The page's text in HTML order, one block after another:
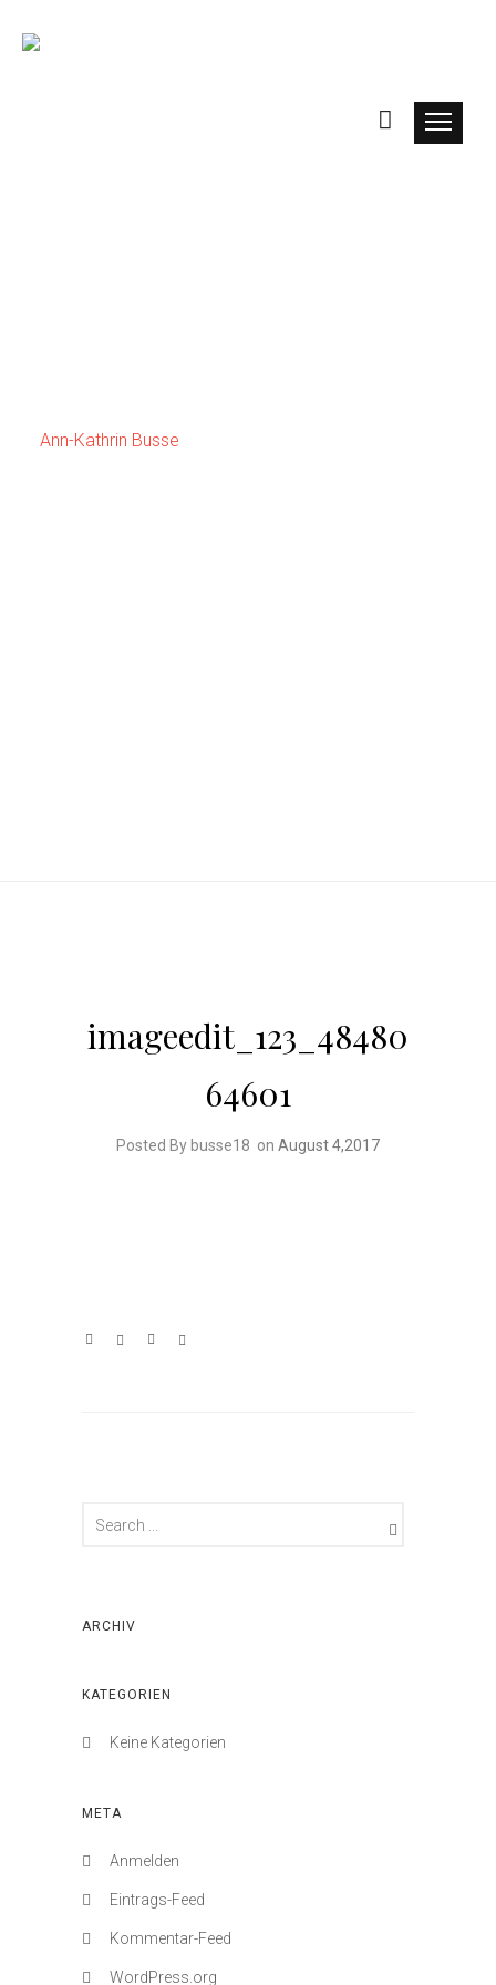
imageedit_123_48480
64601
Posted By busse18 on August 4,2017
ARCHIV
KATEGORIEN
Keine Kategorien
META
Anmelden
Eintrags-Feed
Kommentar-Feed
WordPress.org